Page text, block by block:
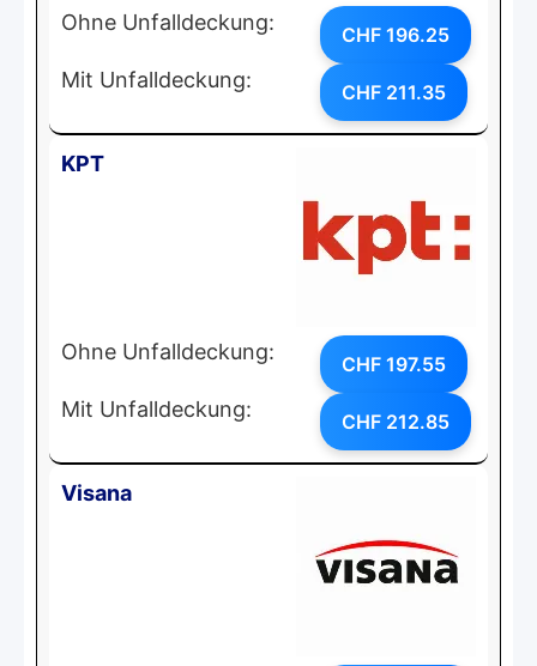
Ohne Unfalldeckung: CHF 196.25
Mit Unfalldeckung: CHF 211.35
KPT
Ohne Unfalldeckung: CHF 197.55
Mit Unfalldeckung: CHF 212.85
Visana